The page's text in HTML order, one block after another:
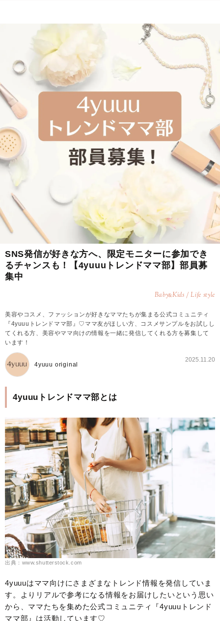
SNS発信が好きな方へ、限定モニターに参加でき
るチャンスも！【4yuuuトレンドママ部】部員募
集中
Baby&Kids / Life style
美容やコスメ、ファッションが好きなママたちが集まる公式コミュニティ
『4yuuuトレンドママ部』♡ママ友がほしい方、コスメサンプルをお試しし
てくれる方、美容やママ向けの情報を一緒に発信してくれる方を募集して
います！
4yuuu original
2025.11.20
4yuuuトレンドママ部とは
出典：www.shutterstock.com
4yuuuはママ向けにさまざまなトレンド情報を発信していま
す。よりリアルで参考になる情報をお届けしたいという思い
から、ママたちを集めた公式コミュニティ『4yuuuトレンド
ママ部』は活動しています♡